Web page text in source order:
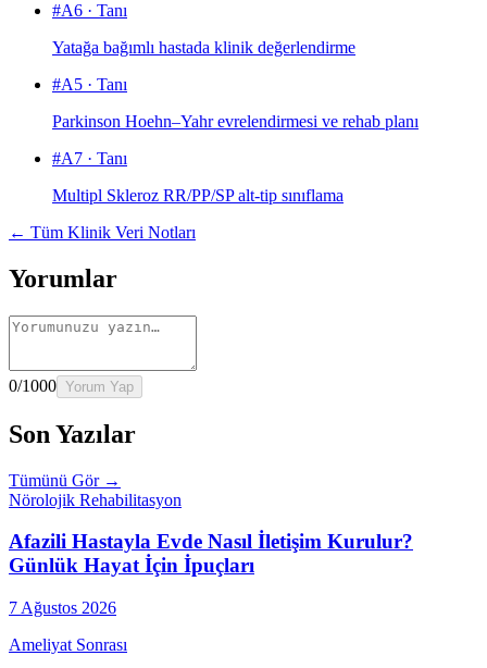
#A6 · Tanı
Yatağa bağımlı hastada klinik değerlendirme
#A5 · Tanı
Parkinson Hoehn–Yahr evrelendirmesi ve rehab planı
#A7 · Tanı
Multipl Skleroz RR/PP/SP alt-tip sınıflama
← Tüm Klinik Veri Notları
Yorumlar
0/1000 Yorum Yap
Son Yazılar
Tümünü Gör →
Nörolojik Rehabilitasyon
Afazili Hastayla Evde Nasıl İletişim Kurulur?
Günlük Hayat İçin İpuçları
7 Ağustos 2026
Ameliyat Sonrası